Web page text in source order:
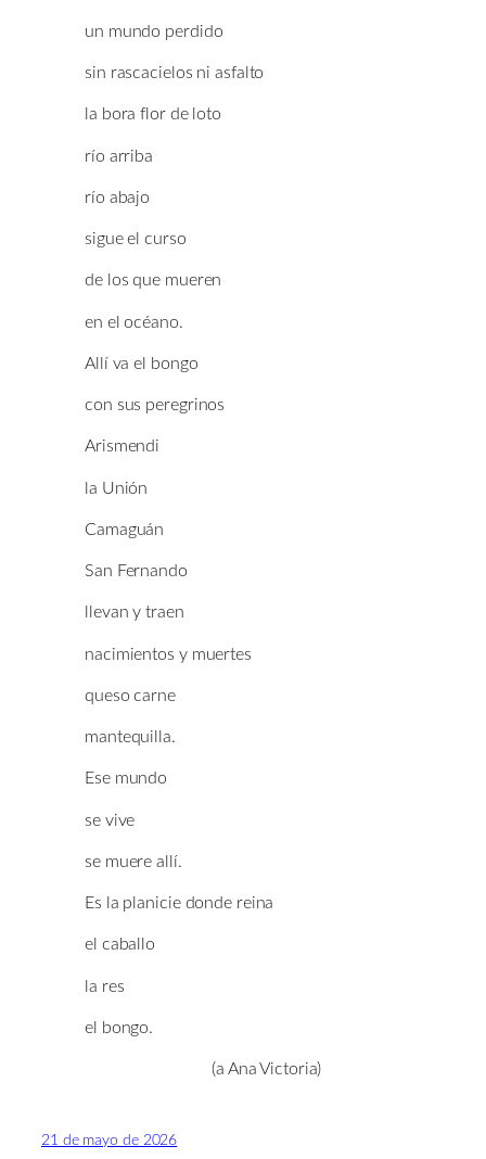
un mundo perdido
sin rascacielos ni asfalto
la bora flor de loto
río arriba
río abajo
sigue el curso
de los que mueren
en el océano.
Allí va el bongo
con sus peregrinos
Arismendi
la Unión
Camaguán
San Fernando
llevan y traen
nacimientos y muertes
queso carne
mantequilla.
Ese mundo
se vive
se muere allí.
Es la planicie donde reina
el caballo
la res
el bongo.
(a Ana Victoria)
21 de mayo de 2026